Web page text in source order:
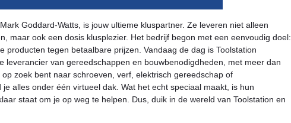
Goddard-Watts, is jouw ultieme kluspartner. Ze leveren niet alleen
maar ook een dosis klusplezier. Het bedrijf begon met een eenvoudig doel:
producten tegen betaalbare prijzen. Vandaag de dag is Toolstation
leverancier van gereedschappen en bouwbenodigdheden, met meer dan
zoek bent naar schroeven, verf, elektrisch gereedschap of
alles onder één virtueel dak. Wat het echt speciaal maakt, is hun
staat om je op weg te helpen. Dus, duik in de wereld van Toolstation en